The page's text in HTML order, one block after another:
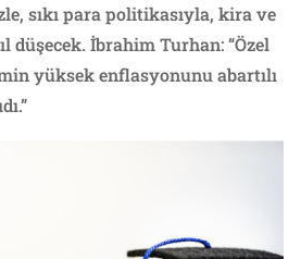
sıkı para politikasıyla, kira ve
düşecek. İbrahim Turhan: “Özel
yüksek enflasyonunu abartılı